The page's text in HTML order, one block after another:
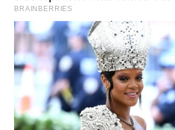
WAHANANEWS
CO ID
WAHANANEWS
NET
WAHANA
SPORT